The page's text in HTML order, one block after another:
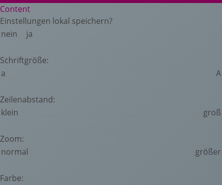
Content
Einstellungen lokal speichern?
nein
ja
Schriftgröße:
a
A
Zeilenabstand:
klein
groß
Zoom:
normal
größer
Farbe: